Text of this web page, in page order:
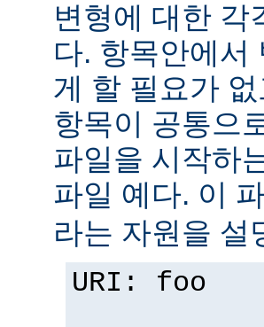
변형에 대한 각
다. 항목안에서
게 할 필요가
항목이 공통으
파일을 시작하
파일 예다. 이
라는 자원을 설
URI: foo